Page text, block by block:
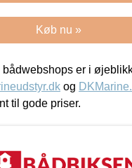
Køb nu »
er i
og
til gode priser.